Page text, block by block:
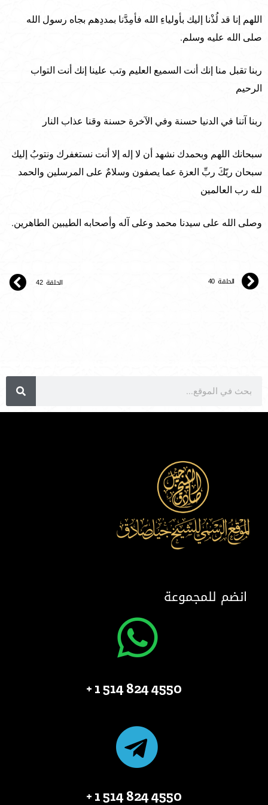
اللهم إنا قد لُذْنا إليك بأولياءِ الله فأمِدَّنا بمددِهم بجاه رسول الله
صلى الله عليه وسلم.
ربنا تقبل منا إنك أنت السميع العليم وتب علينا إنك أنت التواب
الرحيم
ربنا آتنا في الدنيا حسنة وفي الآخرة حسنة وقنا عذاب النار
سبحانك اللهم وبحمدك نشهد أن لا إله إلا أنت نستغفرك ونتوبُ إليك
سبحان ربّكَ ربِّ العزة عما يصفون وسلامٌ على المرسلين والحمد
لله رب العالمين
وصلى الله على سيدنا محمد وعلى آله وأصحابه الطيبين الطاهرين.
الحلقة 40 الحلقة 42
انضم للمجموعة
4550 824 514 1 +
4550 824 514 1 +